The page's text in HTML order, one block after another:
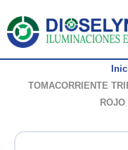
contenido
TOMACORRIENTE
ROJO